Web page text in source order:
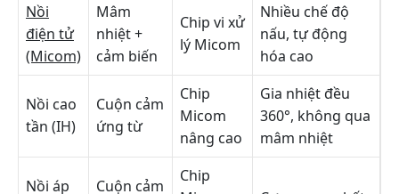
Nồi
điện tử
(Micom)
Mâm
nhiệt +
cảm biến
Chip vi xử
lý Micom
Nhiều chế độ
nấu, tự động
hóa cao
Nồi cao
tần (IH)
Cuộn cảm
ứng từ
Chip
Micom
nâng cao
Gia nhiệt đều
360°, không qua
mâm nhiệt
Nồi áp
Cuộn cảm
Chip